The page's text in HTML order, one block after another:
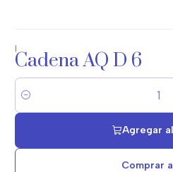
|
Cadena AQ D 6
Cantidad
Agregar
Comprar